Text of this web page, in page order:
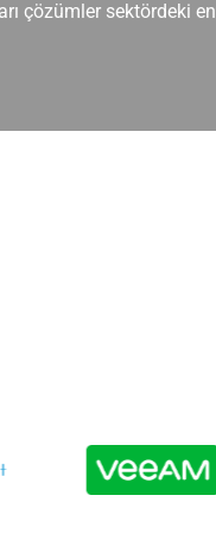
çözümler sektördeki en